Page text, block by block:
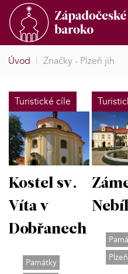
Úvod | Značky - Plzeň jih
Turistické cíle
Kostel sv.
Víta v
Dobřanech
Památky